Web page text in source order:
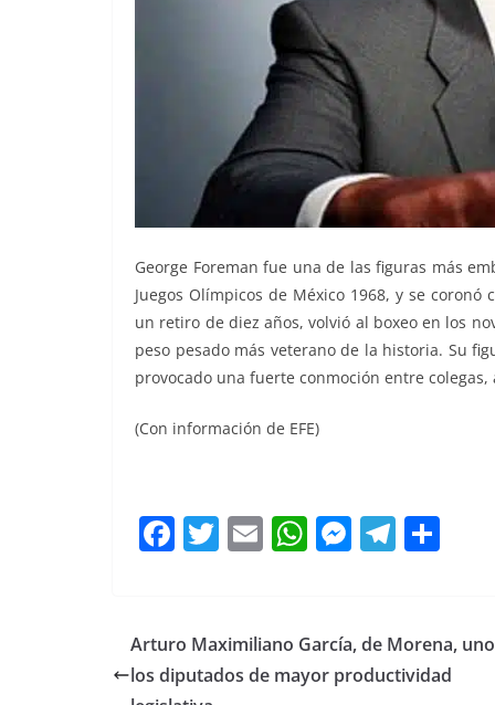
George Foreman fue una de las figuras más
Juegos Olímpicos de México 1968, y se
un retiro de diez años, volvió al boxeo en los
peso pesado más veterano de la historia. Su
provocado una fuerte conmoción entre
(Con información de EFE)
F
e
b
T
er
E
l
W
s
A
M
e
n
T
gr
a
p
ar
Arturo Maximiliano García, de Morena,
los diputados de mayor productividad